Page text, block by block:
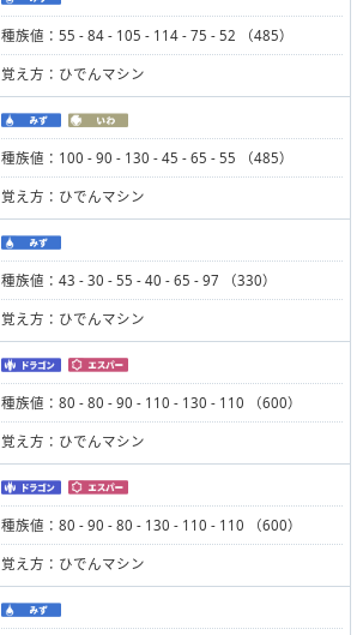
種族値：55 - 84 - 105 - 114 - 75 - 52 （485）
覚え方：ひでんマシン
種族値：100 - 90 - 130 - 45 - 65 - 55 （485）
覚え方：ひでんマシン
種族値：43 - 30 - 55 - 40 - 65 - 97 （330）
覚え方：ひでんマシン
種族値：80 - 80 - 90 - 110 - 130 - 110 （600）
覚え方：ひでんマシン
種族値：80 - 90 - 80 - 130 - 110 - 110 （600）
覚え方：ひでんマシン